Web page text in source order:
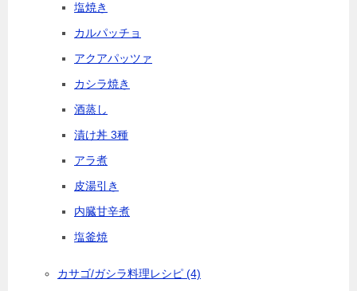
塩焼き
カルパッチョ
アクアパッツァ
カシラ焼き
酒蒸し
漬け丼 3種
アラ煮
皮湯引き
内臓甘辛煮
塩釜焼
カサゴ/ガシラ料理レシピ (4)